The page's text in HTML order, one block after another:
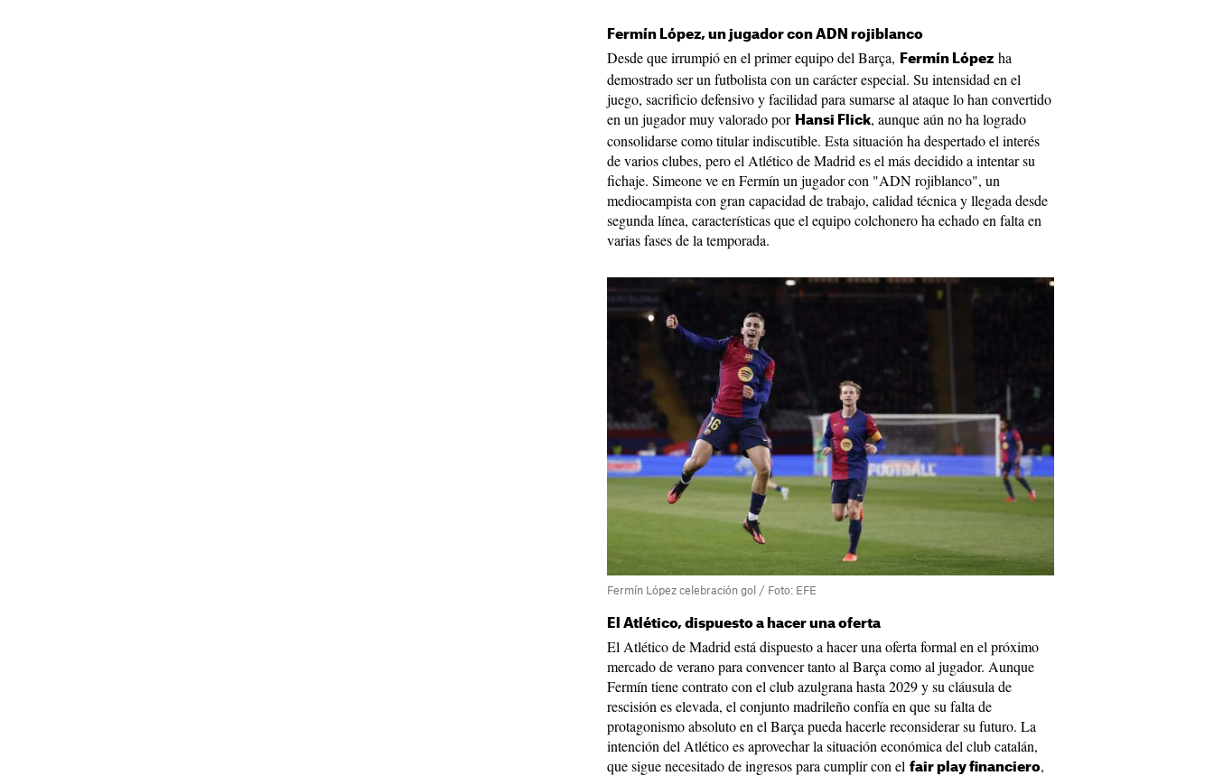
Fermín López, un jugador con ADN rojiblanco
Desde que irrumpió en el primer equipo del Barça, Fermín López ha
demostrado ser un futbolista con un carácter especial. Su intensidad en el
juego, sacrificio defensivo y facilidad para sumarse al ataque lo han convertido
en un jugador muy valorado por Hansi Flick, aunque aún no ha logrado
consolidarse como titular indiscutible. Esta situación ha despertado el interés
de varios clubes, pero el Atlético de Madrid es el más decidido a intentar su
fichaje. Simeone ve en Fermín un jugador con "ADN rojiblanco", un
mediocampista con gran capacidad de trabajo, calidad técnica y llegada desde
segunda línea, características que el equipo colchonero ha echado en falta en
varias fases de la temporada.
Fermín López celebración gol / Foto: EFE
El Atlético, dispuesto a hacer una oferta
El Atlético de Madrid está dispuesto a hacer una oferta formal en el próximo
mercado de verano para convencer tanto al Barça como al jugador. Aunque
Fermín tiene contrato con el club azulgrana hasta 2029 y su cláusula de
rescisión es elevada, el conjunto madrileño confía en que su falta de
protagonismo absoluto en el Barça pueda hacerle reconsiderar su futuro. La
intención del Atlético es aprovechar la situación económica del club catalán,
que sigue necesitado de ingresos para cumplir con el fair play financiero,